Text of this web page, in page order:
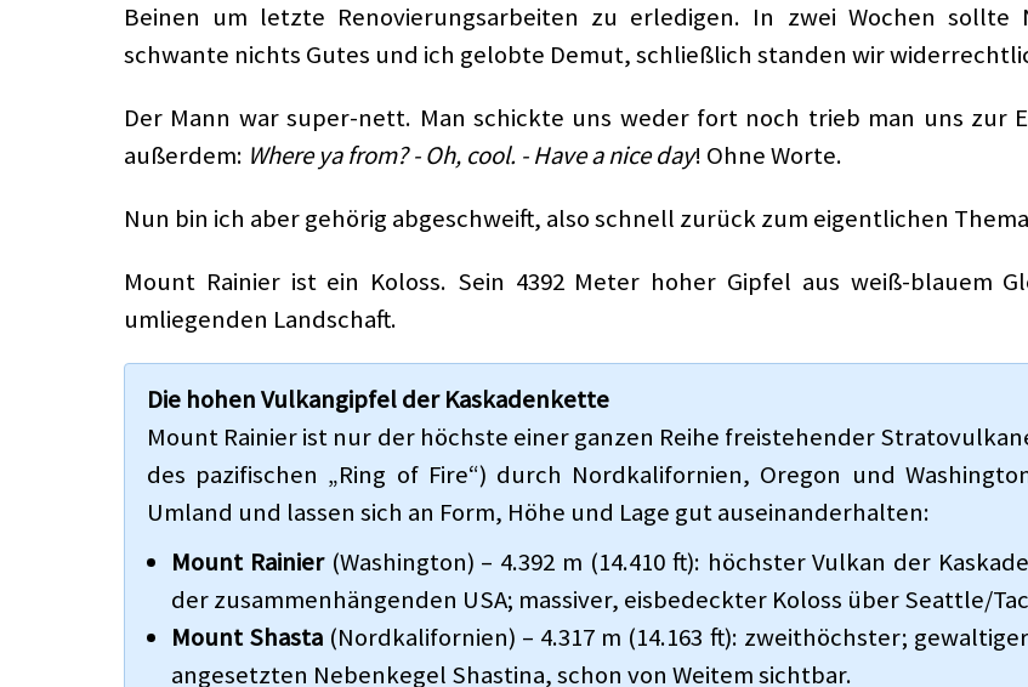
Beinen um letzte Renovierungsarbeiten zu erledigen. In zwei Wochen sollte
schwante nichts Gutes und ich gelobte Demut, schließlich standen wir
Der Mann war super-nett. Man schickte uns weder fort noch trieb man uns zur
außerdem: Where ya from? - Oh, cool. - Have a nice day! Ohne Worte.
Nun bin ich aber gehörig abgeschweift, also schnell zurück zum eigentlichen
Mount Rainier ist ein Koloss. Sein 4392 Meter hoher Gipfel aus weiß-blauem
umliegenden Landschaft.
Die hohen Vulkangipfel der Kaskadenkette
Mount Rainier ist nur der höchste einer ganzen Reihe freistehender
des pazifischen „Ring of Fire“) durch Nordkalifornien, Oregon und
Umland und lassen sich an Form, Höhe und Lage gut auseinanderhalten:
Mount Rainier(Washington) – 4.392 m (14.410 ft): höchster Vulkan der
der zusammenhängenden USA; massiver, eisbedeckter Koloss über Seattle/
Mount Shasta (Nordkalifornien) – 4.317 m (14.163 ft): zweithöchster;
angesetzten Nebenkegel Shastina, schon von Weitem sichtbar.